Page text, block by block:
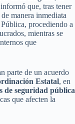
informó que, tras tener
manera inmediata
procediendo a
mientras se
que
parte de un acuerdo
Estatal, en
de seguridad pública
que afecten la